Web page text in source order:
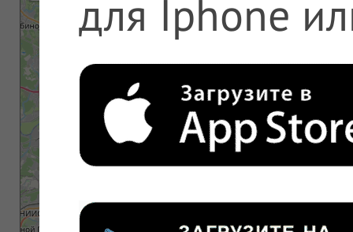
для Iphone